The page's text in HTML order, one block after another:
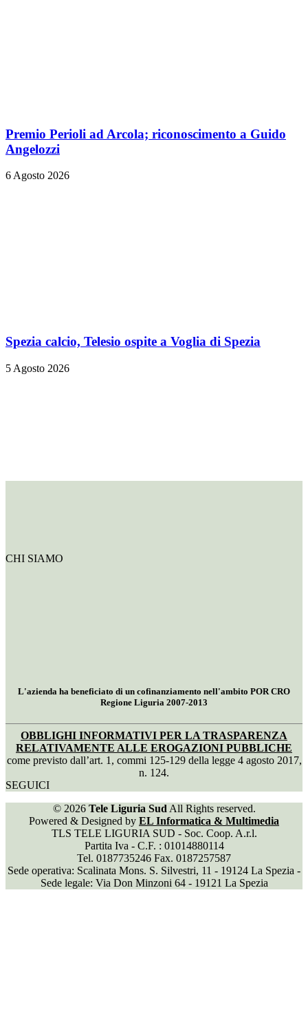
Premio Perioli ad Arcola; riconoscimento a Guido
Angelozzi
6 Agosto 2026
Spezia calcio, Telesio ospite a Voglia di Spezia
5 Agosto 2026
CHI SIAMO
L'azienda ha beneficiato di un cofinanziamento nell'ambito POR CRO
Regione Liguria 2007-2013
OBBLIGHI INFORMATIVI PER LA TRASPARENZA
RELATIVAMENTE ALLE EROGAZIONI PUBBLICHE
come previsto dall’art. 1, commi 125-129 della legge 4 agosto 2017,
n. 124.
SEGUICI
© 2026 Tele Liguria Sud All Rights reserved.
Powered & Designed by EL Informatica & Multimedia
TLS TELE LIGURIA SUD - Soc. Coop. A.r.l.
Partita Iva - C.F. : 01014880114
Tel. 0187735246 Fax. 0187257587
Sede operativa: Scalinata Mons. S. Silvestri, 11 - 19124 La Spezia -
Sede legale: Via Don Minzoni 64 - 19121 La Spezia